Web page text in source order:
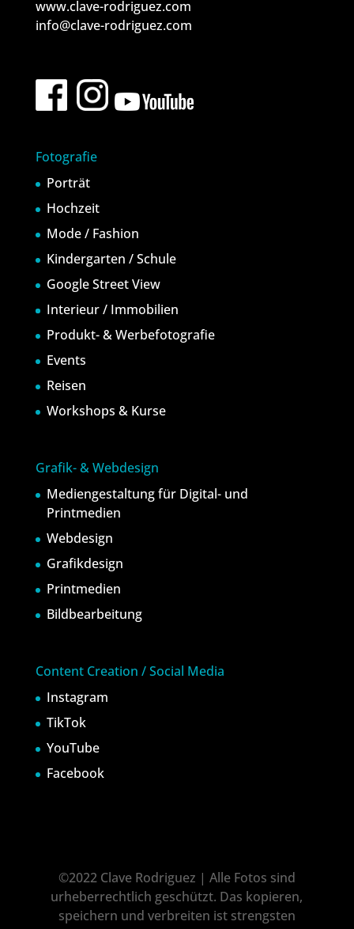
www.clave-rodriguez.com
info@clave-rodriguez.com
Fotografie
Porträt
Hochzeit
Mode / Fashion
Kindergarten / Schule
Google Street View
Interieur / Immobilien
Produkt- & Werbefotografie
Events
Reisen
Workshops & Kurse
Grafik- & Webdesign
Mediengestaltung für Digital- und
Printmedien
Webdesign
Grafikdesign
Printmedien
Bildbearbeitung
Content Creation / Social Media
Instagram
TikTok
YouTube
Facebook
©2022 Clave Rodriguez | Alle Fotos sind
urheberrechtlich geschützt. Das kopieren,
speichern und verbreiten ist strengsten